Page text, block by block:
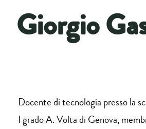
Giorgio
Docente di tecnologia presso la
I grado A. Volta di Genova,